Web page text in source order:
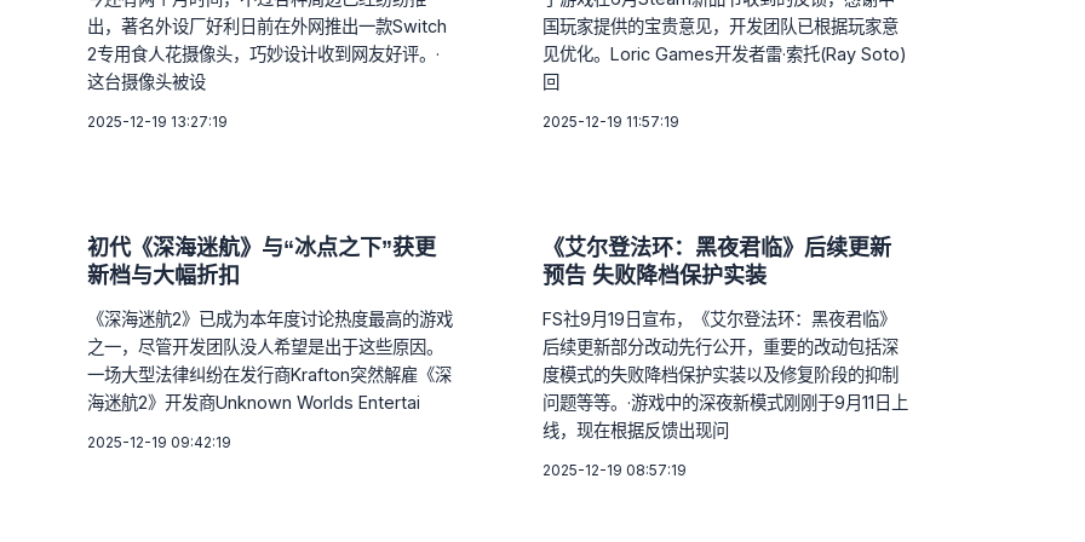
出，著名外设厂好利日前在外网推出一款Switch
2专用食人花摄像头，巧妙设计收到网友好评。·
这台摄像头被设
2025-12-19 13:27:19
国玩家提供的宝贵意见，开发团队已根据玩家意
见优化。Loric Games开发者雷·索托(Ray Soto)
回
2025-12-19 11:57:19
初代《深海迷航》与“冰点之下”获更
新档与大幅折扣
《深海迷航2》已成为本年度讨论热度最高的游戏
之一，尽管开发团队没人希望是出于这些原因。
一场大型法律纠纷在发行商Krafton突然解雇《深
海迷航2》开发商Unknown Worlds Entertai
2025-12-19 09:42:19
《艾尔登法环：黑夜君临》后续更新
预告 失败降档保护实装
FS社9月19日宣布，《艾尔登法环：黑夜君临》
后续更新部分改动先行公开，重要的改动包括深
度模式的失败降档保护实装以及修复阶段的抑制
问题等等。·游戏中的深夜新模式刚刚于9月11日上
线，现在根据反馈出现问
2025-12-19 08:57:19